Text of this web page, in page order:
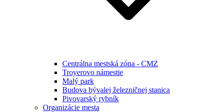
Centrálna mestská zóna - CMZ
Troyerovo námestie
Malý park
Budova bývalej železničnej stanica
Pivovarský rybník
Organizácie mesta